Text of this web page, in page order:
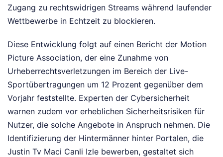
Zugang zu rechtswidrigen Streams während laufender
Wettbewerbe in Echtzeit zu blockieren.
Diese Entwicklung folgt auf einen Bericht der Motion
Picture Association, der eine Zunahme von
Urheberrechtsverletzungen im Bereich der Live-
Sportübertragungen um 12 Prozent gegenüber dem
Vorjahr feststellte. Experten der Cybersicherheit
warnen zudem vor erheblichen Sicherheitsrisiken für
Nutzer, die solche Angebote in Anspruch nehmen. Die
Identifizierung der Hintermänner hinter Portalen, die
Justin Tv Maci Canli Izle bewerben, gestaltet sich